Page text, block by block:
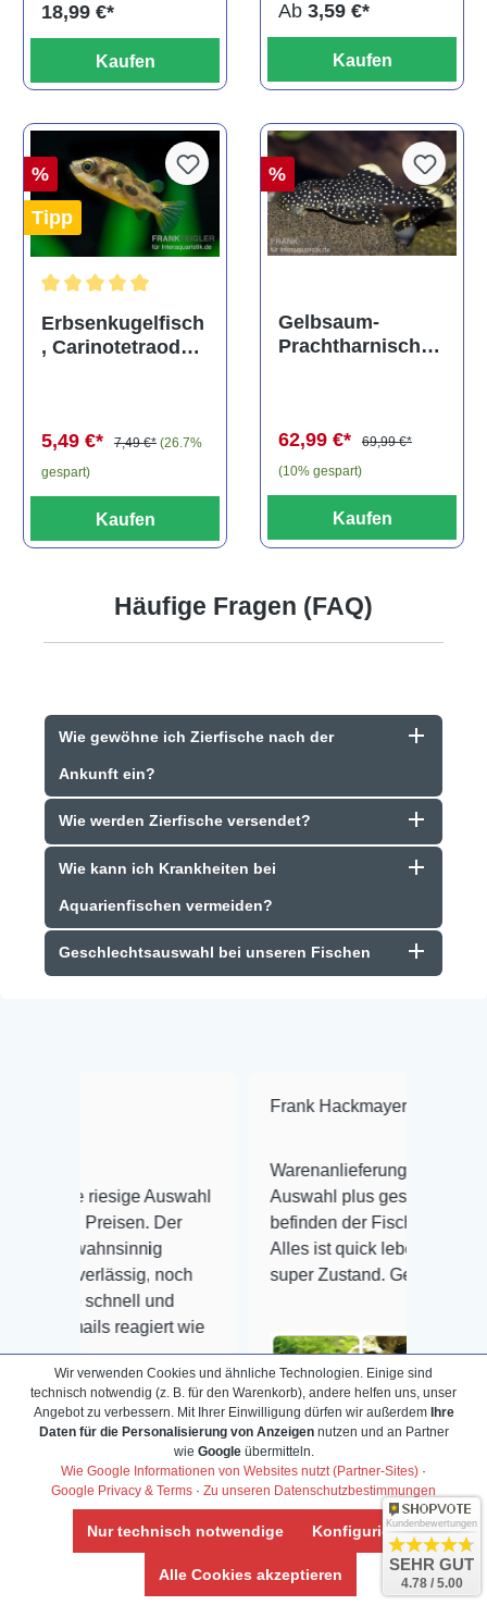
18,99 €*
Kaufen
Ab 3,59 €*
Kaufen
%
Tipp
Durchschnittliche Bewertung von 5 von 5 Sternen
Erbsenkugelfisch
, Carinotetraodon
5,49 €* 7,49 €* (26.7%
gespart)
Kaufen
%
Gelbsaum-
Prachtharnischw
62,99 €*
69,99 €*
(10% gespart)
Kaufen
Häufige Fragen (FAQ)
Wie gewöhne ich Zierfische nach der
Ankunft ein?
Wie werden Zierfische versendet?
Wie kann ich Krankheiten bei
Aquarienfischen vermeiden?
Geschlechtsauswahl bei unseren Fischen
Auswahl
noch
reagiert wie
Frank Hackmayer ★★★★
Warenanlieferung Top und die
Auswahl plus gesundheitliches
befinden der Fische einwandfrei.
Alles ist quick lebendig und im
super Zustand. Gerne wieder 😃
Veröffentlicht auf Google
Wir verwenden Cookies und ähnliche Technologien. Einige sind
technisch notwendig (z. B. für den Warenkorb), andere helfen uns, unser
Angebot zu verbessern. Mit Ihrer Einwilligung dürfen wir außerdem Ihre
Daten für die Personalisierung von Anzeigennutzen und an Partner
wie Googleübermitteln.
Wie Google Informationen von Websites nutzt (Partner-Sites) ·
Google Privacy & Terms · Zu unseren Datenschutzbestimmungen
Nur technisch notwendige Konfigurieren
Alle Cookies akzeptieren
Kundenbewertungen
SEHR GUT
4.78 / 5.00